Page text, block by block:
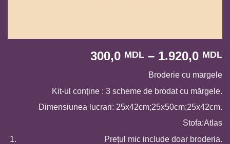
300,0 MDL – 1.920,0 MDL
Broderie cu margele
Kit-ul conține : 3 scheme de brodat cu mărgele.
Dimensiunea lucrari: 25x42cm;25x50cm;25x42cm.
Stofa:Atlas
Prețul mic include doar broderia.